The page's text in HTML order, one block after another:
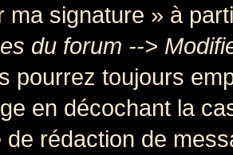
ma signature » à
du forum -->
pourrez toujours
en décochant la
de rédaction de